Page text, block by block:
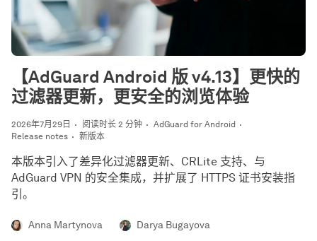
2026年7月29日 阅读时长 2 分钟
AdGuard for Android
Release notes
新版本
【AdGuard Android 版 v4.13】更快的
过滤器更新，更安全的浏览体验
本版本引入了差异化过滤器更新、CRLite 支持、与
AdGuard VPN 的安全集成，并扩展了 HTTPS 证书安装指
引。
Anna Martynova Darya Bugayova